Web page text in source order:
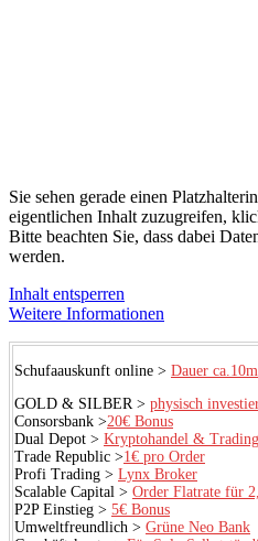
Sie sehen gerade einen
eigentlichen Inhalt zuzugreifen,
Bitte beachten Sie, dass dabei
werden.
Inhalt entsperren
Weitere Informationen
Schufaauskunft online > Dauer
GOLD & SILBER > physisch
Consorsbank >20€ Bonus
Dual Depot > Kryptohandel & Trading
Trade Republic >1€ pro Order
Profi Trading > Lynx Broker
Scalable Capital > Order Flatrate für
P2P Einstieg > 5€ Bonus
Umweltfreundlich > Grüne Neo Bank